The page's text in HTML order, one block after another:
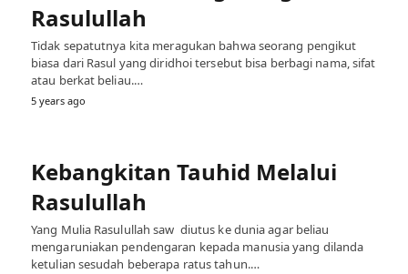
Rasulullah
Tidak sepatutnya kita meragukan bahwa seorang pengikut
biasa dari Rasul yang diridhoi tersebut bisa berbagi nama, sifat
atau berkat beliau.…
5 years ago
Kebangkitan Tauhid Melalui
Rasulullah
Yang Mulia Rasulullah saw diutus ke dunia agar beliau
mengaruniakan pendengaran kepada manusia yang dilanda
ketulian sesudah beberapa ratus tahun.…